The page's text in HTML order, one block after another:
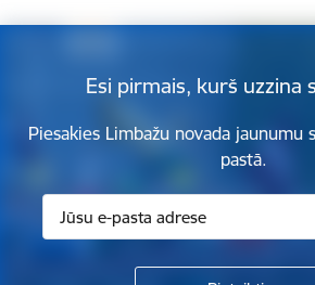
Esi pirmais, kurš uzzina
Piesakies Limbažu novada jaunumu
pastā.